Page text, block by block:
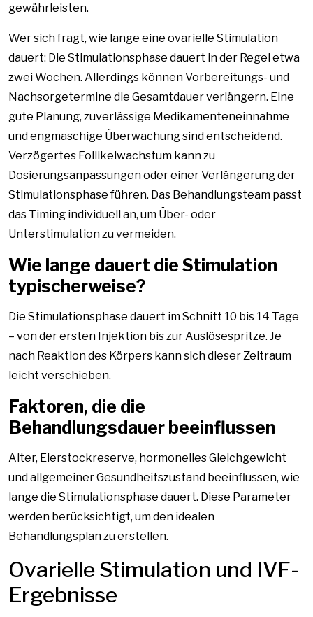
gewährleisten.
Wer sich fragt, wie lange eine ovarielle Stimulation
dauert: Die Stimulationsphase dauert in der Regel etwa
zwei Wochen. Allerdings können Vorbereitungs- und
Nachsorgetermine die Gesamtdauer verlängern. Eine
gute Planung, zuverlässige Medikamenteneinnahme
und engmaschige Überwachung sind entscheidend.
Verzögertes Follikelwachstum kann zu
Dosierungsanpassungen oder einer Verlängerung der
Stimulationsphase führen. Das Behandlungsteam passt
das Timing individuell an, um Über- oder
Unterstimulation zu vermeiden.
Wie lange dauert die Stimulation
typischerweise?
Die Stimulationsphase dauert im Schnitt 10 bis 14 Tage
– von der ersten Injektion bis zur Auslösespritze. Je
nach Reaktion des Körpers kann sich dieser Zeitraum
leicht verschieben.
Faktoren, die die
Behandlungsdauer beeinflussen
Alter, Eierstockreserve, hormonelles Gleichgewicht
und allgemeiner Gesundheitszustand beeinflussen, wie
lange die Stimulationsphase dauert. Diese Parameter
werden berücksichtigt, um den idealen
Behandlungsplan zu erstellen.
Ovarielle Stimulation und IVF-
Ergebnisse